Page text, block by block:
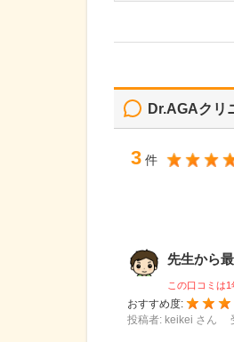
Dr.AGAクリ
3 件
先生から
この口コミは
おすすめ度:
投稿者: keikei さん